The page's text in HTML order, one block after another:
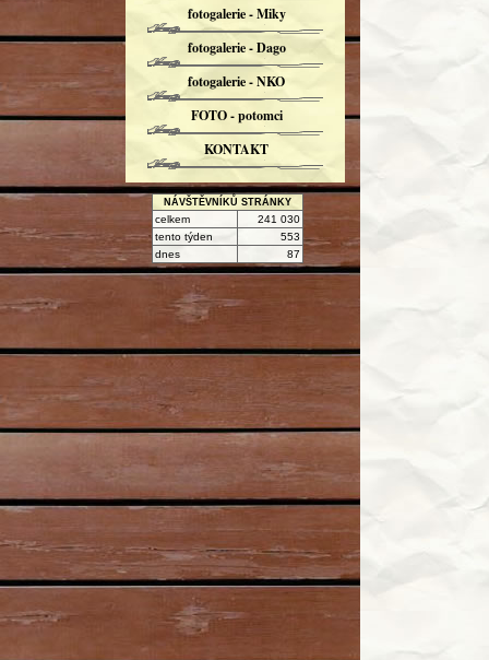
fotogalerie - Miky
fotogalerie - Dago
fotogalerie - NKO
FOTO - potomci
KONTAKT
NÁVŠTĚVNÍKŮ STRÁNKY
celkem
241 030
tento týden
553
dnes
87